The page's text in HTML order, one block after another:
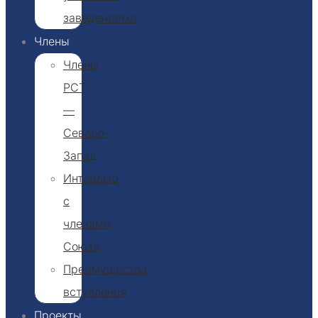
заведениями
Члены
Члены
РСТ
—
Северо-
Запад
Интервью
с
членами
Союза
Преимущества
вступления
Проекты